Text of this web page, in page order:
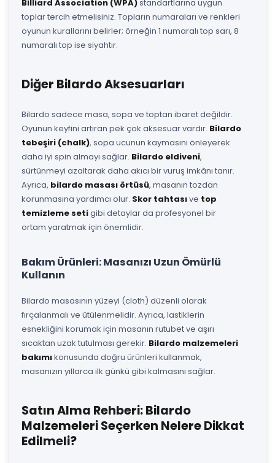
Billiard Association (WPA)standartlarına uygun
toplar tercih etmelisiniz. Topların numaraları ve renkleri
oyunun kurallarını belirler; örneğin 1 numaralı top sarı, 8
numaralı top ise siyahtır.
Diğer Bilardo Aksesuarları
Bilardo sadece masa, sopa ve toptan ibaret değildir.
Oyunun keyfini artıran pek çok aksesuar vardır. Bilardo
tebeşiri (chalk), sopa ucunun kaymasını önleyerek
daha iyi spin almayı sağlar. Bilardo eldiveni,
sürtünmeyi azaltarak daha akıcı bir vuruş imkânı tanır.
Ayrıca, bilardo masası örtüsü, masanın tozdan
korunmasına yardımcı olur. Skor tahtasıve top
temizleme setigibi detaylar da profesyonel bir
ortam yaratmak için önemlidir.
Bakım Ürünleri: Masanızı Uzun Ömürlü
Kullanın
Bilardo masasının yüzeyi (cloth) düzenli olarak
fırçalanmalı ve ütülenmelidir. Ayrıca, lastiklerin
esnekliğini korumak için masanın rutubet ve aşırı
sıcaktan uzak tutulması gerekir. Bilardo malzemeleri
bakımıkonusunda doğru ürünleri kullanmak,
masanızın yıllarca ilk günkü gibi kalmasını sağlar.
Satın Alma Rehberi: Bilardo
Malzemeleri Seçerken Nelere Dikkat
Edilmeli?